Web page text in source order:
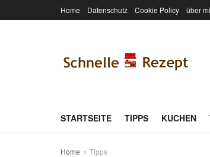
Home Datenschutz Cookie Policy über
STARTSEITE TIPPS KUCHEN
Home Tipps